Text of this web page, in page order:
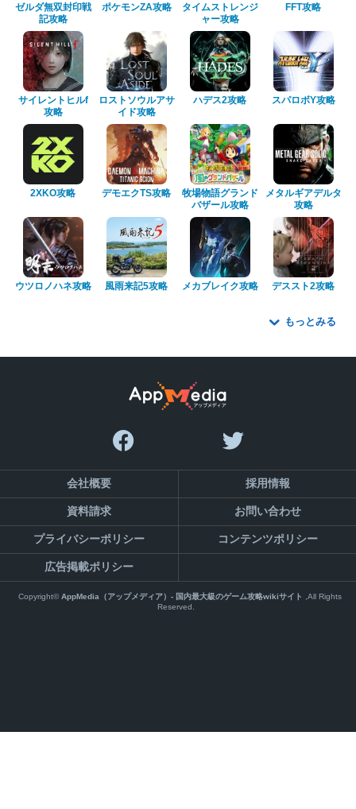
ゼルダ無双封印戦
記攻略
ポケモンZA攻略
タイムストレンジ
ャー攻略
FFT攻略
サイレントヒルf
攻略
ロストソウルアサ
イド攻略
ハデス2攻略 スパロボY攻略
2XKO攻略 デモエクTS攻略
牧場物語グランド
バザール攻略
メタルギアデルタ
攻略
ウツロノハネ攻略 風雨来記5攻略 メカブレイク攻略 デススト2攻略
もっとみる
会社概要 採用情報
資料請求 お問い合わせ
プライバシーポリシー コンテンツポリシー
広告掲載ポリシー
Copyright©AppMedia（アップメディア）- 国内最大級のゲーム攻略wikiサイト
,All Rights
Reserved.